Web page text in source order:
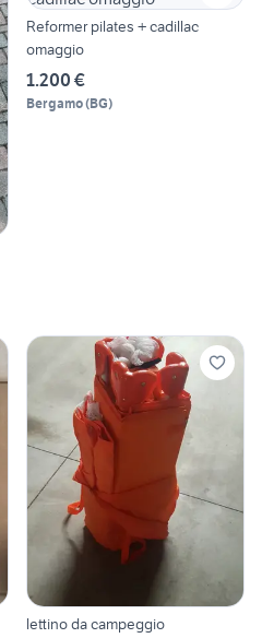
Reformer pilates + cadillac
omaggio
1.200 €
Bergamo(BG)
lettino da campeggio